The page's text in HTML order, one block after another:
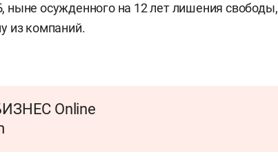
ныне осужденного на 12 лет лишения свободы,
из компаний.
Online